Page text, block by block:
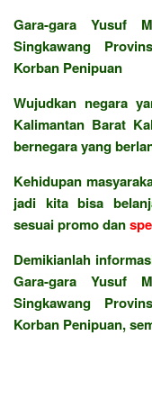
Gara-gara Yusuf
Singkawang
Korban Penipuan
Wujudkan negara
Kalimantan Barat
bernegara yang
Kehidupan
jadi kita bisa
sesuai promo dan
Demikianlah
Gara-gara Yusuf
Singkawang
Korban Penipuan,